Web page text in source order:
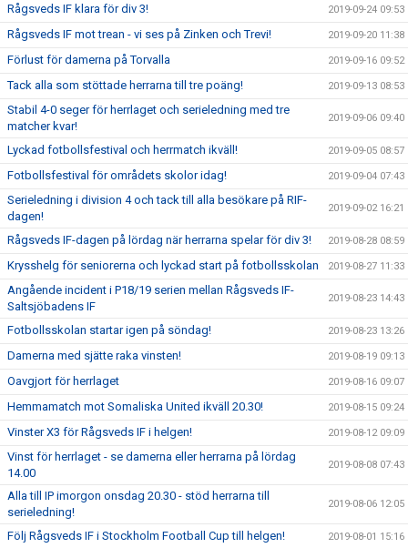
Rågsveds IF klara för div 3! 2019-09-24 09:53
Rågsveds IF mot trean - vi ses på Zinken och Trevi! 2019-09-20 11:38
Förlust för damerna på Torvalla 2019-09-16 09:52
Tack alla som stöttade herrarna till tre poäng! 2019-09-13 08:53
Stabil 4-0 seger för herrlaget och serieledning med tre
matcher kvar!
2019-09-06 09:40
Lyckad fotbollsfestival och herrmatch ikväll! 2019-09-05 08:57
Fotbollsfestival för områdets skolor idag! 2019-09-04 07:43
Serieledning i division 4 och tack till alla besökare på RIF-
dagen!
2019-09-02 16:21
Rågsveds IF-dagen på lördag när herrarna spelar för div 3! 2019-08-28 08:59
Krysshelg för seniorerna och lyckad start på fotbollsskolan 2019-08-27 11:33
Angående incident i P18/19 serien mellan Rågsveds IF-
Saltsjöbadens IF
2019-08-23 14:43
Fotbollsskolan startar igen på söndag! 2019-08-23 13:26
Damerna med sjätte raka vinsten! 2019-08-19 09:13
Oavgjort för herrlaget 2019-08-16 09:07
Hemmamatch mot Somaliska United ikväll 20.30! 2019-08-15 09:24
Vinster X3 för Rågsveds IF i helgen! 2019-08-12 09:09
Vinst för herrlaget - se damerna eller herrarna på lördag
14.00
2019-08-08 07:43
Alla till IP imorgon onsdag 20.30 - stöd herrarna till
serieledning!
2019-08-06 12:05
Följ Rågsveds IF i Stockholm Football Cup till helgen! 2019-08-01 15:16